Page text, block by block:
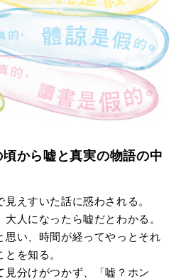
から嘘と真実の物語の中
えすいた話に惑わされる。
人になったら嘘だとわかる。
思い、時間が経ってやっとそれ
を知る。
見分けがつかず、「嘘？ホン